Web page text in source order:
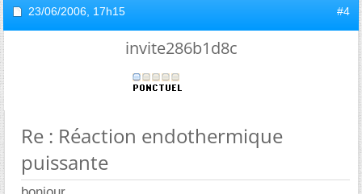
23/06/2006, 17h15 #4
invite286b1d8c
Re : Réaction endothermique
puissante